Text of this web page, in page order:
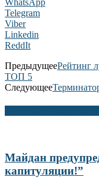
Telegram
Viber
Linkedin
ReddIt
ПредыдущееРейтинг
ТОП 5
Следующее
Майдан
капитуляции!”